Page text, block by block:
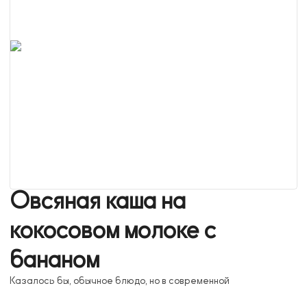
Овсяная каша на
кокосовом молоке с
бананом
Казалось бы, обычное блюдо, но в современной